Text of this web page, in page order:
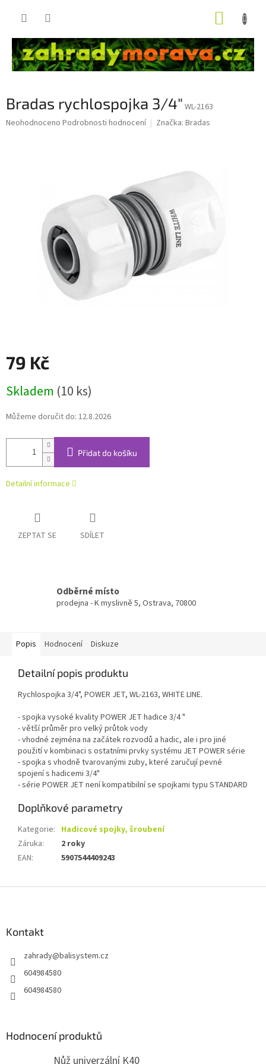
Bradas rychlospojka 3/4" WL-2163
Průměrné
Neohodnoceno Podrobnosti hodnocení Značka: Bradas
79 Kč
cena:
Skladem (10 ks)
Můžeme doručit do: 12.8.2026
Přidat do košíku
Detailní informace
ZEPTAT SE SDÍLET
Odběrné místo
prodejna - K myslivně 5, Ostrava, 70800
Popis Hodnocení Diskuze
Detailní popis produktu
Rychlospojka 3/4", POWER JET, WL-2163, WHITE LINE.
- spojka vysoké kvality POWER JET hadice 3/4 "
- větší průměr pro velký průtok vody
- vhodné zejména na začátek rozvodů a hadic, ale i pro jiné
použití v kombinaci s ostatními prvky systému JET POWER série
- spojka s vhodně tvarovanými zuby, které zaručují pevné
spojení s hadicemi 3/4"
- série POWER JET není kompatibilní se spojkami typu STANDARD
Doplňkové parametry
Kategorie: Hadicové spojky, šroubení
Záruka:
2 roky
EAN: 5907544409243
Kontakt
zahrady@balisystem.cz
604984580
604984580
Hodnocení produktů
Nůž univerzální K40